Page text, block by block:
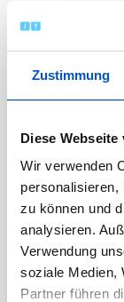
Zustimmung
Diese
Wir verwenden
personalisieren,
zu können und
analysieren.
Verwendung
soziale Medien,
Partner führen
Dezember
November 2020
Oktober 2020
September
August 2020
Juli 2020